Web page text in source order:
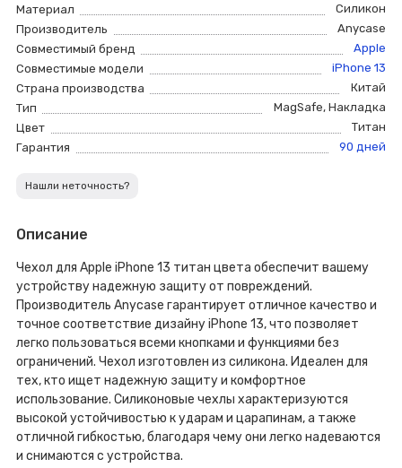
Материал
Силикон
Производитель
Anycase
Совместимый бренд
Apple
Совместимые модели
iPhone 13
Страна производства
Китай
Тип
MagSafe, Накладка
Цвет
Титан
Гарантия
90 дней
Нашли неточность?
Описание
Чехол для Apple iPhone 13 титан цвета обеспечит вашему
устройству надежную защиту от повреждений.
Производитель Anycase гарантирует отличное качество и
точное соответствие дизайну iPhone 13, что позволяет
легко пользоваться всеми кнопками и функциями без
ограничений. Чехол изготовлен из силикона. Идеален для
тех, кто ищет надежную защиту и комфортное
использование. Силиконовые чехлы характеризуются
высокой устойчивостью к ударам и царапинам, а также
отличной гибкостью, благодаря чему они легко надеваются
и снимаются с устройства.